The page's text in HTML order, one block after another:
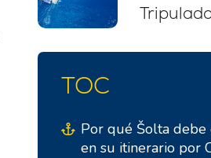
(2026)
TOC
Por qué Šolta debe
en su itinerario por